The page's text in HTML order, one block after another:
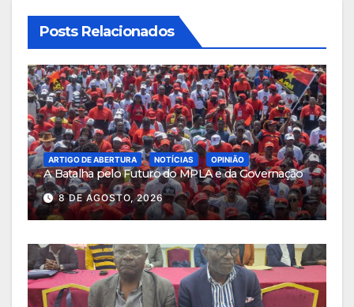
Posts Relacionados
ARTIGO DE ABERTURA NOTÍCIAS OPINIÃO
A Batalha pelo Futuro do MPLA e da Governação
8 DE AGOSTO, 2026